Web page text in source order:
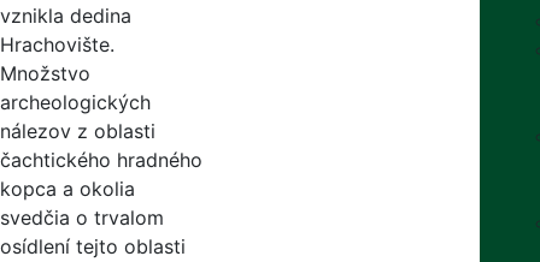
vznikla dedina
Hrachovište.
Množstvo
archeologických
nálezov z oblasti
čachtického hradného
kopca a okolia
svedčia o trvalom
osídlení tejto oblasti